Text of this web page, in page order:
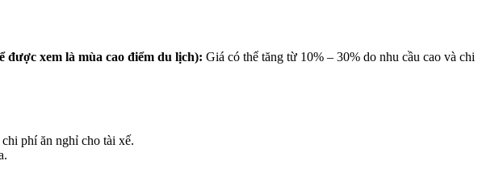
được xem là mùa cao điểm du lịch): Giá có thể tăng từ 10% – 30% do nhu cầu cao và chi
phí ăn nghỉ cho tài xế.